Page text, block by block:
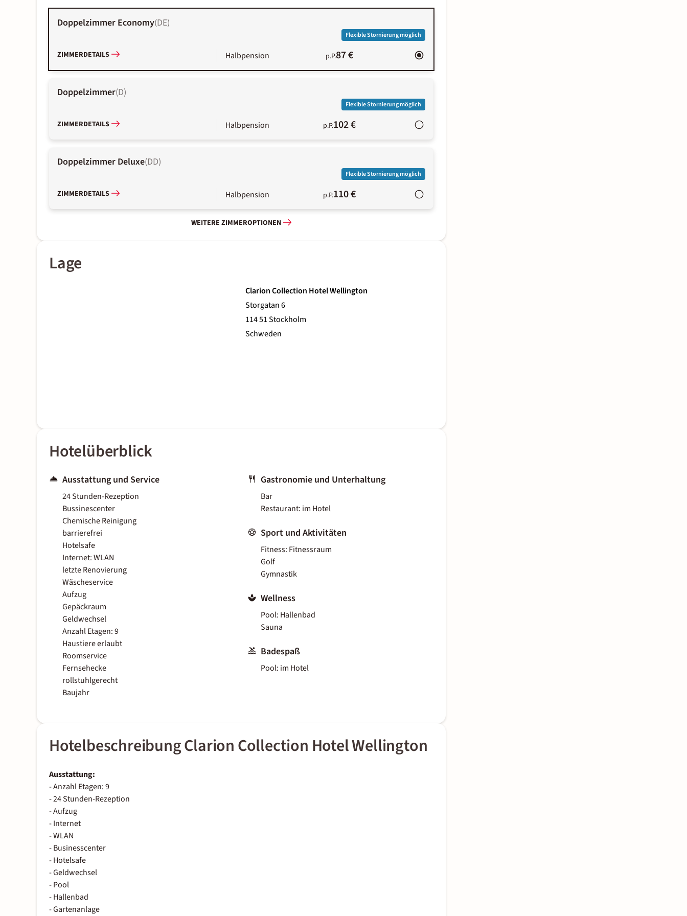
Doppelzimmer Economy(DE)
Flexible Stornierung möglich
ZIMMERDETAILS Halbpension p.P.87 €
Doppelzimmer(D)
Flexible Stornierung möglich
ZIMMERDETAILS Halbpension p.P.102 €
Doppelzimmer Deluxe(DD)
Flexible Stornierung möglich
ZIMMERDETAILS Halbpension p.P.110 €
WEITERE ZIMMEROPTIONEN
Lage
Clarion Collection Hotel Wellington
Storgatan 6
114 51 Stockholm
Schweden
Hotelüberblick
Ausstattung und Service
24 Stunden-Rezeption
Bussinescenter
Chemische Reinigung
barrierefrei
Hotelsafe
Internet: WLAN
letzte Renovierung
Wäscheservice
Aufzug
Gepäckraum
Geldwechsel
Anzahl Etagen: 9
Haustiere erlaubt
Roomservice
Fernsehecke
rollstuhlgerecht
Baujahr
Gastronomie und Unterhaltung
Bar
Restaurant: im Hotel
Sport und Aktivitäten
Fitness: Fitnessraum
Golf
Gymnastik
Wellness
Pool: Hallenbad
Sauna
Badespaß
Pool: im Hotel
Hotelbeschreibung Clarion Collection Hotel Wellington
Ausstattung:
- Anzahl Etagen: 9
- 24 Stunden-Rezeption
- Aufzug
- Internet
- WLAN
- Businesscenter
- Hotelsafe
- Geldwechsel
- Pool
- Hallenbad
- Gartenanlage